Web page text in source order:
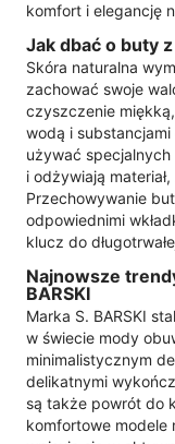
komfort i elegancję
Jak dbać o buty
Skóra naturalna
zachować swoje
czyszczenie
wodą i
używać
i odżywiają
Przechowywanie
odpowiednimi
klucz do
Najnowsze
BARSKI
Marka S. BARSKI
w świecie mody
minimalistycznym
delikatnymi
są także powrót do
komfortowe modele